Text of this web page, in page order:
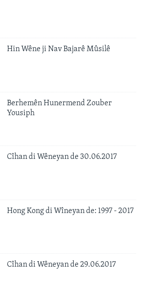
Hin Wêne ji Nav Bajarê Mûsilê
Berhemên Hunermend Zouber
Yousiph
Cîhan di Wêneyan de 30.06.2017
Hong Kong di Wîneyan de: 1997 - 2017
Cîhan di Wêneyan de 29.06.2017